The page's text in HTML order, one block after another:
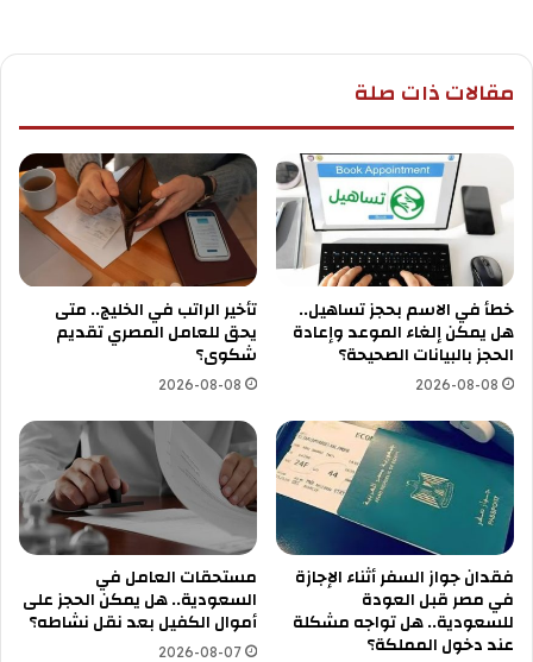
مقالات ذات صلة
خطأ في الاسم بحجز تساهيل..
هل يمكن إلغاء الموعد وإعادة
الحجز بالبيانات الصحيحة؟
2026-08-08
تأخير الراتب في الخليج.. متى
يحق للعامل المصري تقديم
شكوى؟
2026-08-08
فقدان جواز السفر أثناء الإجازة
في مصر قبل العودة
للسعودية.. هل تواجه مشكلة
عند دخول المملكة؟
مستحقات العامل في
السعودية.. هل يمكن الحجز على
أموال الكفيل بعد نقل نشاطه؟
2026-08-07